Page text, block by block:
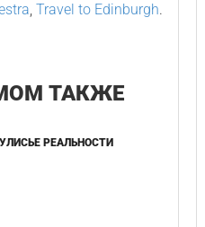
, Travel to Edinburgh.
ТАКЖЕ
РЕАЛЬНОСТИ